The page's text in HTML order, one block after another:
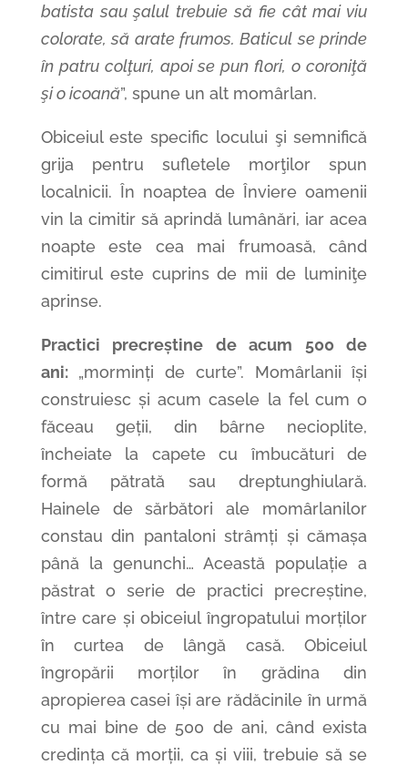
batista sau şalul trebuie să fie cât mai viu
colorate, să arate frumos. Baticul se prinde
în patru colţuri, apoi se pun flori, o coroniţă
şi o icoană”, spune un alt momârlan.
Obiceiul este specific locului şi semnifică
grija pentru sufletele morţilor spun
localnicii. În noaptea de Înviere oamenii
vin la cimitir să aprindă lumânări, iar acea
noapte este cea mai frumoasă, când
cimitirul este cuprins de mii de luminiţe
aprinse.
Practici precreștine de acum 500 de
ani: „morminți de curte”. Momârlanii își
construiesc și acum casele la fel cum o
făceau geții, din bârne necioplite,
încheiate la capete cu îmbucături de
formă pătrată sau dreptunghiulară.
Hainele de sărbători ale momârlanilor
constau din pantaloni strâmți și cămașa
până la genunchi… Această populație a
păstrat o serie de practici precreștine,
între care și obiceiul îngropatului morților
în curtea de lângă casă. Obiceiul
îngropării morților în grădina din
apropierea casei își are rădăcinile în urmă
cu mai bine de 500 de ani, când exista
credința că morții, ca și viii, trebuie să se